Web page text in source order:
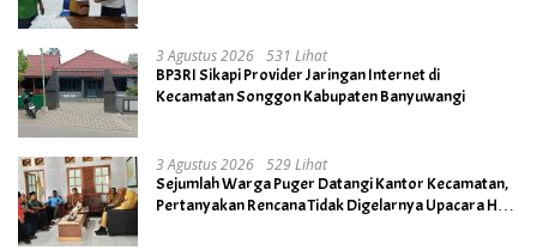
3 Agustus 2026 531 Lihat
BP3RI Sikapi Provider Jaringan Internet di
Kecamatan Songgon Kabupaten Banyuwangi
3 Agustus 2026 529 Lihat
Sejumlah Warga Puger Datangi Kantor Kecamatan,
Pertanyakan Rencana Tidak Digelarnya Upacara HUT